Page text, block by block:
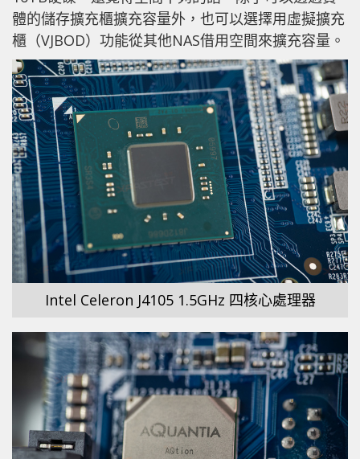
體的儲存擴充櫃擴充容量外，也可以選擇用虛擬擴充
櫃（VJBOD）功能從其他NAS借用空間來擴充容量。
Intel Celeron J4105 1.5GHz 四核心處理器